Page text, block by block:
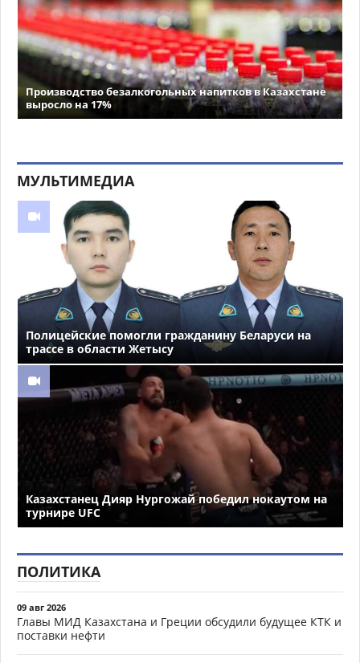
Производство безалкогольных напитков в Казахстане
выросло на 17%
МУЛЬТИМЕДИА
Полицейские помогли гражданину Беларуси на
трассе в области Жетысу
Казахстанец Дияр Нургожай победил нокаутом на
турнире UFC
ПОЛИТИКА
09 авг 2026
Главы МИД Казахстана и Греции обсудили будущее КТК и
поставки нефти